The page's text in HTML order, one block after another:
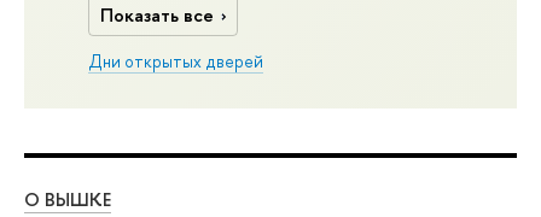
Показать все
Дни открытых дверей
О ВЫШКЕ